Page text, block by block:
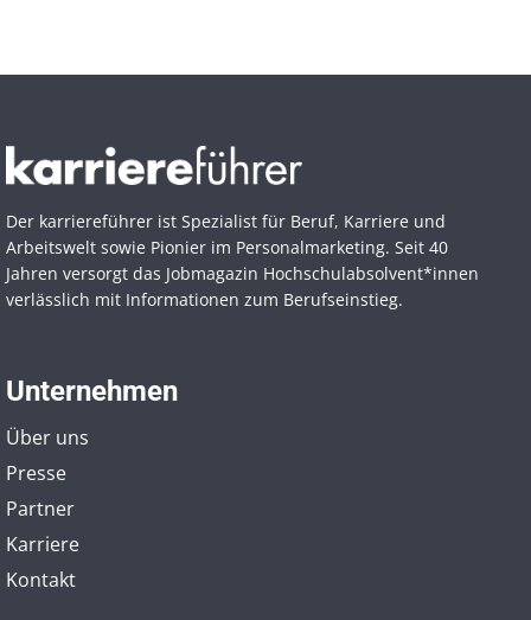
Der karriereführer ist Spezialist für Beruf, Karriere und
Arbeitswelt sowie Pionier im Personal­marketing. Seit 40
Jahren versorgt das Jobmagazin Hochschul­absolvent*innen
verlässlich mit Informationen zum Berufseinstieg.
Unternehmen
Über uns
Presse
Partner
Karriere
Kontakt